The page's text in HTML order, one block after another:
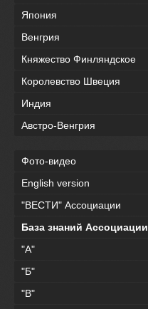
Япония
Венгрия
Княжество Финляндское
Королевство Швеция
Индия
Австро-Венгрия
Фото-видео
English version
"ВЕСТИ" Ассоциации
База знаний Ассоциации
"А"
"Б"
"В"